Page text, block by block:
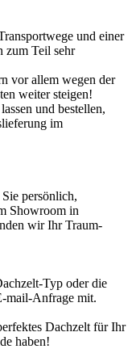
und einer
zum Teil sehr
vor allem wegen der
weiter steigen!
und bestellen,
im
persönlich,
Showroom in
wir Ihr Traum-
Typ oder die
mail-Anfrage mit.
Dachzelt für Ihr
haben!